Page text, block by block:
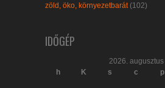
zöld, öko, környezetbarát (102)
IDŐGÉP
2026. augusztus
h
K s c p